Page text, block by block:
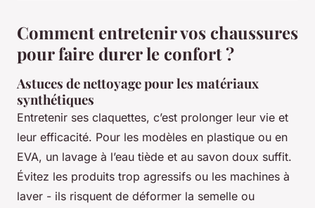
Comment entretenir vos chaussures
pour faire durer le confort ?
Astuces de nettoyage pour les matériaux
synthétiques
Entretenir ses claquettes, c’est prolonger leur vie et
leur efficacité. Pour les modèles en plastique ou en
EVA, un lavage à l’eau tiède et au savon doux suffit.
Évitez les produits trop agressifs ou les machines à
laver - ils risquent de déformer la semelle ou